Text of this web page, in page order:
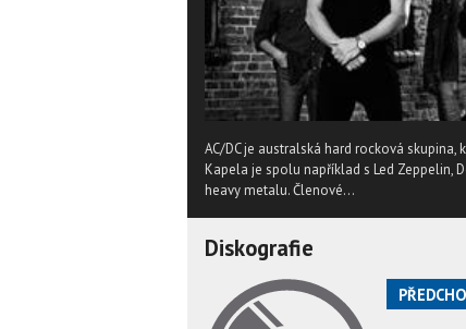
AC/DC je australská hard rocková
Kapela je spolu například s Led Zeppelin,
heavy metalu. Členové...
Diskografie